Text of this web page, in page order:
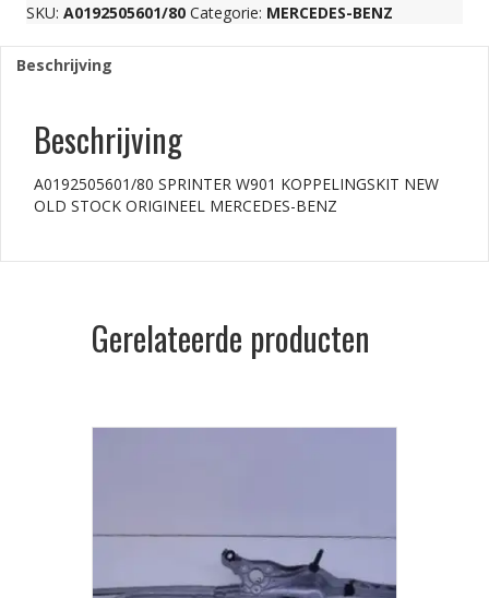
ORIGINEEL
MERCEDES-
BENZ
aantal
SKU: A0192505601/80 Categorie: MERCEDES-BENZ
Beschrijving
Beschrijving
A0192505601/80 SPRINTER W901 KOPPELINGSKIT NEW
OLD STOCK ORIGINEEL MERCEDES-BENZ
Gerelateerde producten